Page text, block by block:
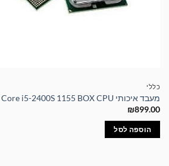
כללי
מעבד איכותי Intel Core i5-2400S 1155 BOX CPU
₪899.00
הוספה לסל